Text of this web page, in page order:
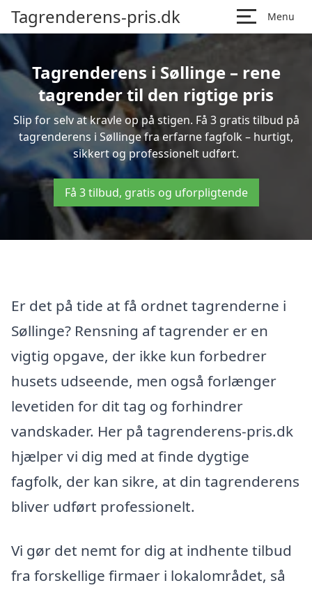
Tagrenderens-pris.dk Menu
Tagrenderens i Søllinge – rene
tagrender til den rigtige pris
Slip for selv at kravle op på stigen. Få 3 gratis tilbud på
tagrenderens i Søllinge fra erfarne fagfolk – hurtigt,
sikkert og professionelt udført.
Få 3 tilbud, gratis og uforpligtende
Er det på tide at få ordnet tagrenderne i
Søllinge? Rensning af tagrender er en
vigtig opgave, der ikke kun forbedrer
husets udseende, men også forlænger
levetiden for dit tag og forhindrer
vandskader. Her på tagrenderens-pris.dk
hjælper vi dig med at finde dygtige
fagfolk, der kan sikre, at din tagrenderens
bliver udført professionelt.
Vi gør det nemt for dig at indhente tilbud
fra forskellige firmaer i lokalområdet, så